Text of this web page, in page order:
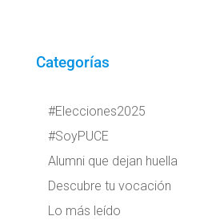
Categorías
#Elecciones2025
#SoyPUCE
Alumni que dejan huella
Descubre tu vocación
Lo más leído